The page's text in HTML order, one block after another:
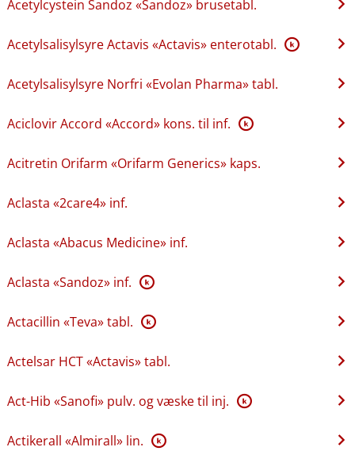
Acetylcystein Sandoz «Sandoz» brusetabl.
Acetylsalisylsyre Actavis «Actavis» enterotabl. K
Acetylsalisylsyre Norfri «Evolan Pharma» tabl.
Aciclovir Accord «Accord» kons. til inf. K
Acitretin Orifarm «Orifarm Generics» kaps.
Aclasta «2care4» inf.
Aclasta «Abacus Medicine» inf.
Aclasta «Sandoz» inf. K
Actacillin «Teva» tabl. K
Actelsar HCT «Actavis» tabl.
Act-Hib «Sanofi» pulv. og væske til inj. K
Actikerall «Almirall» lin. K